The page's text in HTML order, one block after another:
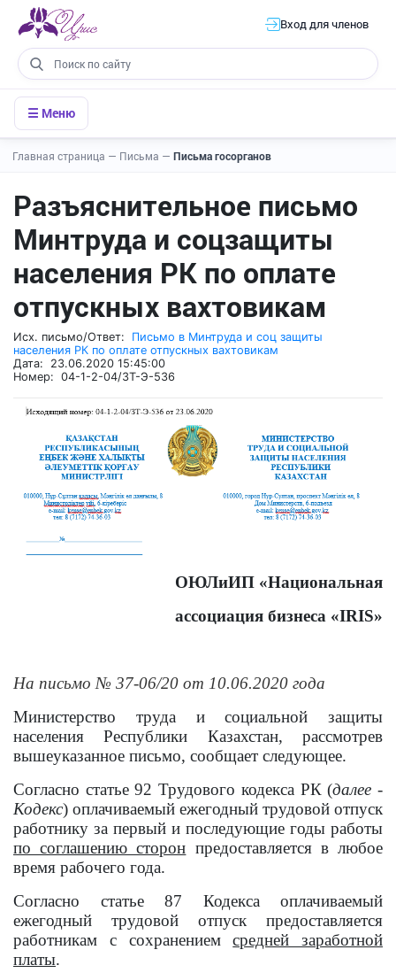
Вход для членов
☰ Меню
Главная страница — Письма — Письма госорганов
Разъяснительное письмо
Минтруда и соцзащиты
населения РК по оплате
отпускных вахтовикам
Исх. письмо/Ответ: Письмо в Минтруда и соц защиты
населения РК по оплате отпускных вахтовикам
Дата: 23.06.2020 15:45:00
Номер: 04-1-2-04/ЗТ-Э-536
ОЮЛиИП «Национальная
ассоциация бизнеса «IRIS»
На письмо № 37-06/20 от 10.06.2020 года
Министерство труда и социальной защиты
населения Республики Казахстан, рассмотрев
вышеуказанное письмо, сообщает следующее.
Согласно статье 92Трудового кодекса РК (далее -
Кодекс) оплачиваемый ежегодный трудовой отпуск
работнику за первый и последующие годы работы
по соглашению сторон предоставляется в любое
время рабочего года.
Согласно статье 87 Кодекса оплачиваемый
ежегодный трудовой отпуск предоставляется
работникам с сохранениемсредней заработной
платы.